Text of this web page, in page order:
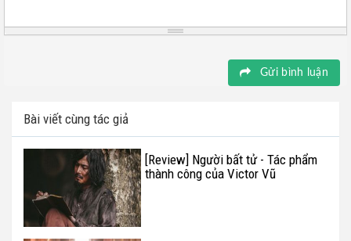
Gửi bình luận
Bài viết cùng tác giả
[Review] Người bất tử - Tác phẩm
thành công của Victor Vũ